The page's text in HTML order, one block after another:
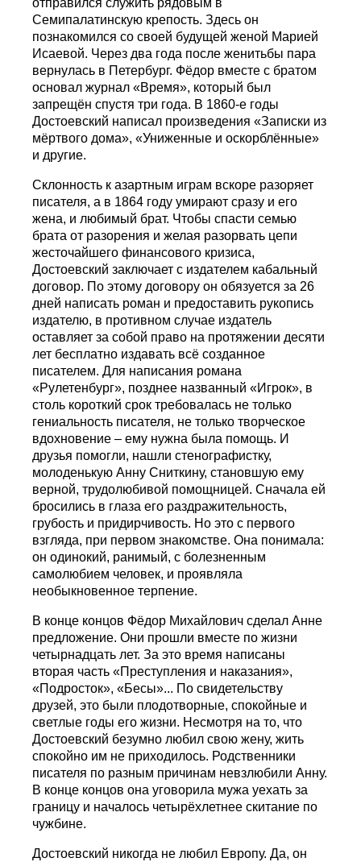
отправился служить рядовым в
Семипалатинскую крепость. Здесь он
познакомился со своей будущей женой Марией
Исаевой. Через два года после женитьбы пара
вернулась в Петербург. Фёдор вместе с братом
основал журнал «Время», который был
запрещён спустя три года. В 1860-е годы
Достоевский написал произведения «Записки из
мёртвого дома», «Униженные и оскорблённые»
и другие.
Склонность к азартным играм вскоре разоряет
писателя, а в 1864 году умирают сразу и его
жена, и любимый брат. Чтобы спасти семью
брата от разорения и желая разорвать цепи
жесточайшего финансового кризиса,
Достоевский заключает с издателем кабальный
договор. По этому договору он обязуется за 26
дней написать роман и предоставить рукопись
издателю, в противном случае издатель
оставляет за собой право на протяжении десяти
лет бесплатно издавать всё созданное
писателем. Для написания романа
«Рулетенбург», позднее названный «Игрок», в
столь короткий срок требовалась не только
гениальность писателя, не только творческое
вдохновение – ему нужна была помощь. И
друзья помогли, нашли стенографистку,
молоденькую Анну Сниткину, становшую ему
верной, трудолюбивой помощницей. Сначала ей
бросились в глаза его раздражительность,
грубость и придирчивость. Но это с первого
взгляда, при первом знакомстве. Она понимала:
он одинокий, ранимый, с болезненным
самолюбием человек, и проявляла
необыкновенное терпение.
В конце концов Фёдор Михайлович сделал Анне
предложение. Они прошли вместе по жизни
четырнадцать лет. За это время написаны
вторая часть «Преступления и наказания»,
«Подросток», «Бесы»... По свидетельству
друзей, это были плодотворные, спокойные и
светлые годы его жизни. Несмотря на то, что
Достоевский безумно любил свою жену, жить
спокойно им не приходилось. Родственники
писателя по разным причинам невзлюбили Анну.
В конце концов она уговорила мужа уехать за
границу и началось четырёхлетнее скитание по
чужбине.
Достоевский никогда не любил Европу. Да, он